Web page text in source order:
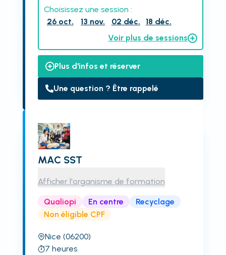
Choisissez une session :
26 oct.
13 nov. 02 déc.
18 déc.
Voir plus de sessions
Plus d'infos et réserver
Une question ? Être rappelé
MAC SST
Afficher l'organisme de formation
Qualiopi En centre
Recyclage
Non éligible CPF
Nice (06200)
7 heures